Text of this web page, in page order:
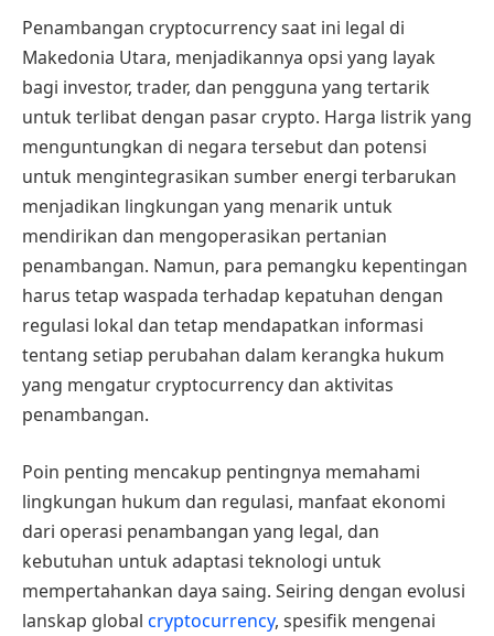
Penambangan cryptocurrency saat ini legal di
Makedonia Utara, menjadikannya opsi yang layak
bagi investor, trader, dan pengguna yang tertarik
untuk terlibat dengan pasar crypto. Harga listrik yang
menguntungkan di negara tersebut dan potensi
untuk mengintegrasikan sumber energi terbarukan
menjadikan lingkungan yang menarik untuk
mendirikan dan mengoperasikan pertanian
penambangan. Namun, para pemangku kepentingan
harus tetap waspada terhadap kepatuhan dengan
regulasi lokal dan tetap mendapatkan informasi
tentang setiap perubahan dalam kerangka hukum
yang mengatur cryptocurrency dan aktivitas
penambangan.
Poin penting mencakup pentingnya memahami
lingkungan hukum dan regulasi, manfaat ekonomi
dari operasi penambangan yang legal, dan
kebutuhan untuk adaptasi teknologi untuk
mempertahankan daya saing. Seiring dengan evolusi
lanskap global cryptocurrency, spesifik mengenai